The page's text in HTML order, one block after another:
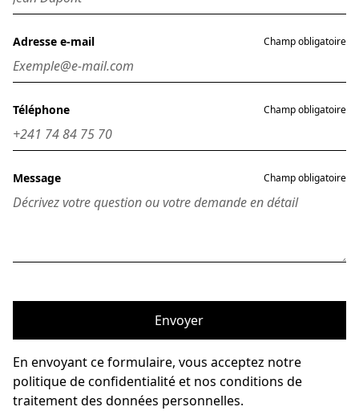
Adresse e-mail Champ obligatoire
Téléphone Champ obligatoire
Message Champ obligatoire
Envoyer
En envoyant ce formulaire, vous acceptez notre
politique de confidentialité et nos conditions de
traitement des données personnelles.